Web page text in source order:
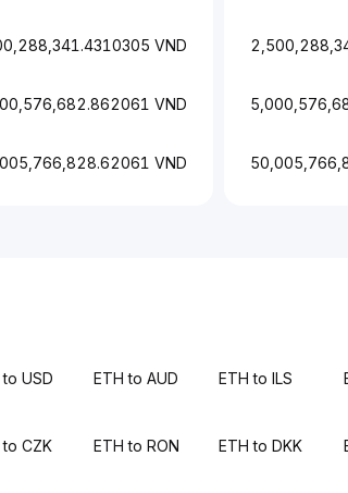
VND
VND
VND
USD ETH to AUD ETH to ILS
to CZK ETH to RON ETH to DKK